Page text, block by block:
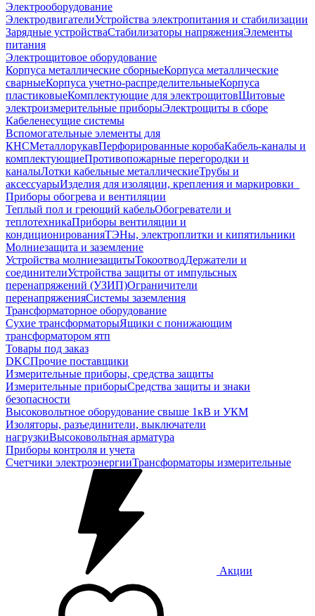
Электрооборудование
ЭлектродвигателиУстройства электропитания и стабилизации
Зарядные устройстваСтабилизаторы напряженияЭлементы
питания
Электрощитовое оборудование
Корпуса металлические сборныеКорпуса металлические
сварныеКорпуса учетно-распределительныеКорпуса
пластиковыеКомплектующие для электрощитовЩитовые
электроизмерительные приборыЭлектрощиты в сборе
Кабеленесущие системы
Вспомогательные элементы для
КНСМеталлорукавПерфорированные коробаКабель-каналы и
комплектующиеПротивопожарные перегородки и
каналыЛотки кабельные металлическиеТрубы и
аксессуарыИзделия для изоляции, крепления и маркировки
Приборы обогрева и вентиляции
Теплый пол и греющий кабельОбогреватели и
теплотехникаПриборы вентиляции и
кондиционированияТЭНы, электроплитки и кипятильники
Молниезащита и заземление
Устройства молниезащитыТокоотводДержатели и
соединителиУстройства защиты от импульсных
перенапряжений (УЗИП)Ограничители
перенапряженияСистемы заземления
Трансформаторное оборудование
Сухие трансформаторыЯщики с понижающим
трансформатором ятп
Товары под заказ
DKCПрочие поставщики
Измерительные приборы, средства защиты
Измерительные приборыСредства защиты и знаки
безопасности
Высоковольтное оборудование свыше 1кВ и УКМ
Изоляторы, разъединители, выключатели
нагрузкиВысоковольтная арматура
Приборы контроля и учета
Счетчики электроэнергииТрансформаторы измерительные
Акции